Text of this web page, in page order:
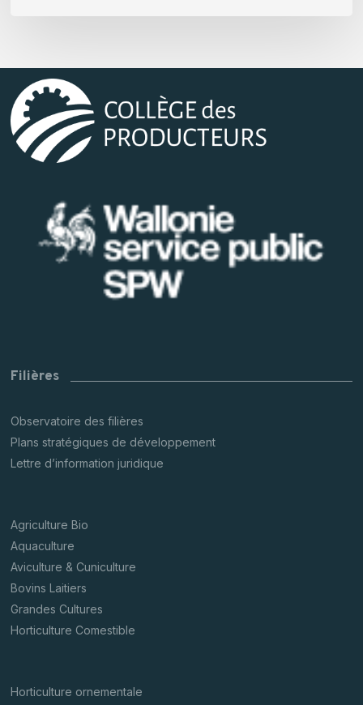
Filières
Observatoire des filières
Plans stratégiques de développement
Lettre d’information juridique
Agriculture Bio
Aquaculture
Aviculture & Cuniculture
Bovins Laitiers
Grandes Cultures
Horticulture Comestible
Horticulture ornementale